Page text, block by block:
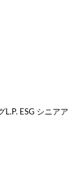
L.P. ESG シニアア